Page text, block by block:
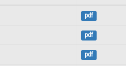
pdf
pdf
pdf